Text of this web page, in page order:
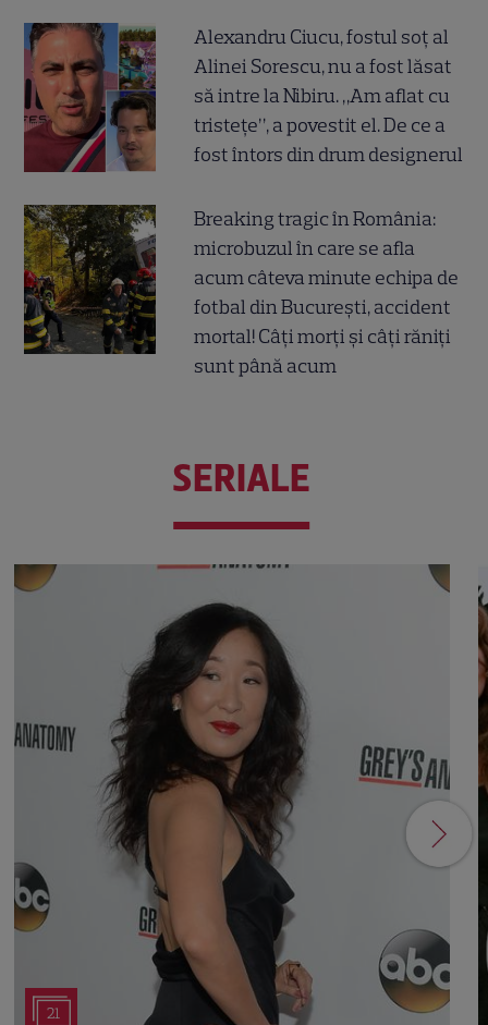
Alexandru Ciucu, fostul soț al
Alinei Sorescu, nu a fost lăsat
să intre la Nibiru. „Am aflat cu
tristețe”, a povestit el. De ce a
fost întors din drum designerul
Breaking tragic în România:
microbuzul în care se afla
acum câteva minute echipa de
fotbal din București, accident
mortal! Câți morți și câți răniți
sunt până acum
SERIALE
21